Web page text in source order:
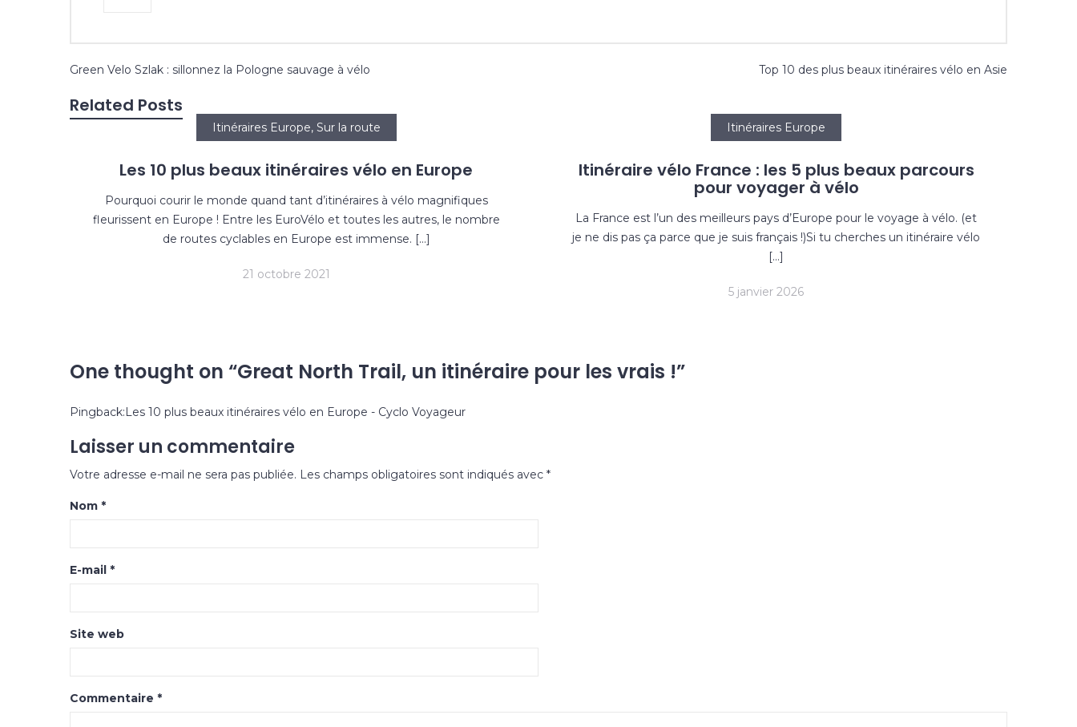
Navigation
l’article
Green Velo Szlak : sillonnez la Pologne sauvage à vélo Top 10 des plus beaux itinéraires vélo en Asie
Related Posts
Itinéraires Europe, Sur la route
Les 10 plus beaux itinéraires vélo en Europe
Pourquoi courir le monde quand tant d’itinéraires à vélo magnifiques
fleurissent en Europe ! Entre les EuroVélo et toutes les autres, le nombre
de routes cyclables en Europe est immense. […]
21 octobre 2021
Itinéraires Europe
Itinéraire vélo France : les 5 plus beaux parcours
pour voyager à vélo
La France est l’un des meilleurs pays d’Europe pour le voyage à vélo. (et
je ne dis pas ça parce que je suis français !)Si tu cherches un itinéraire vélo
[…]
5 janvier 2026
One thought on “Great North Trail, un itinéraire pour les vrais !”
Pingback:Les 10 plus beaux itinéraires vélo en Europe - Cyclo Voyageur
Laisser un commentaire
Votre adresse e-mail ne sera pas publiée. Les champs obligatoires sont indiqués avec *
Nom *
E-mail *
Site web
Commentaire *